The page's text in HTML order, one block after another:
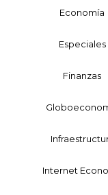
Economía
Especiales
Finanzas
Internet